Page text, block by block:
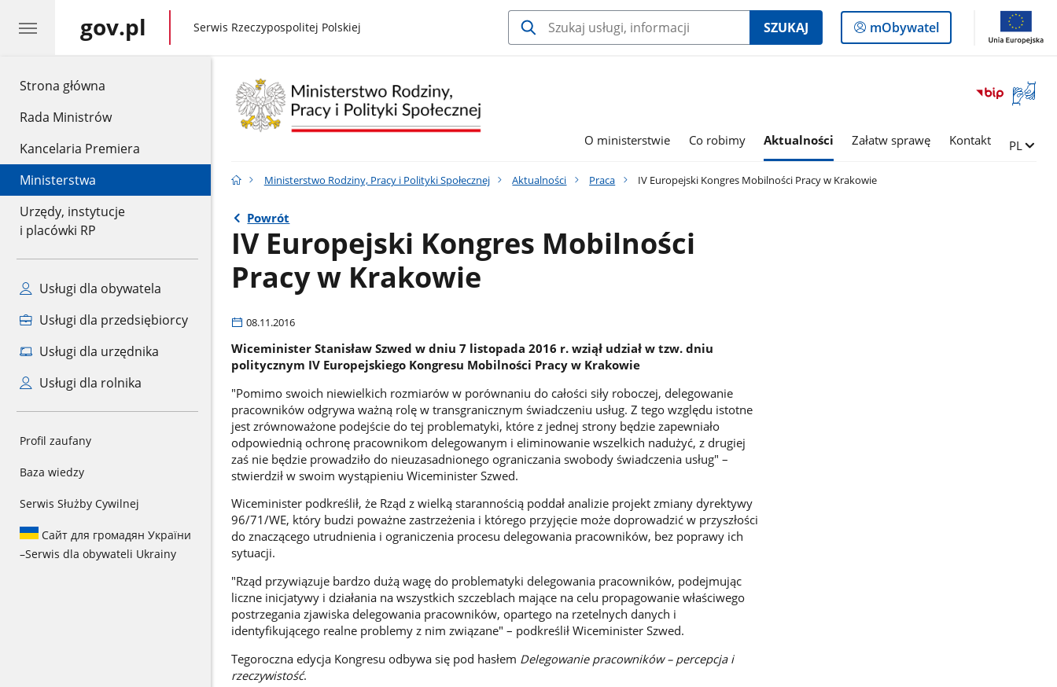
Strona główna
Rada Ministrów
Kancelaria Premiera
Ministerstwa
Urzędy, instytucje
i placówki RP
Usługi dla obywatela
Usługi dla przedsiębiorcy
Usługi dla urzędnika
Usługi dla rolnika
Profil zaufany
Baza wiedzy
Serwis Służby Cywilnej
Сайт для громадян України
–Serwis dla obywateli Ukrainy
gov.pl gov.pl
Serwis Rzeczypospolitej Polskiej SZUKAJ
Logowanie
do
mObywatel
Otwórz
okno
języka
O ministerstwie Co robimy Aktualności Załatw sprawę Kontakt Zmień
PL
Ministerstwo Rodziny, Pracy i Polityki Społecznej Aktualności Praca IV Europejski Kongres Mobilności Pracy w Krakowie
Powrót
IV Europejski Kongres Mobilności
Pracy w Krakowie
08.11.2016
Wiceminister Stanisław Szwed w dniu 7 listopada 2016 r. wziął udział w tzw. dniu
politycznym IV Europejskiego Kongresu Mobilności Pracy w Krakowie
"Pomimo swoich niewielkich rozmiarów w porównaniu do całości siły roboczej, delegowanie
pracowników odgrywa ważną rolę w transgranicznym świadczeniu usług. Z tego względu istotne
jest zrównoważone podejście do tej problematyki, które z jednej strony będzie zapewniało
odpowiednią ochronę pracownikom delegowanym i eliminowanie wszelkich nadużyć, z drugiej
zaś nie będzie prowadziło do nieuzasadnionego ograniczania swobody świadczenia usług" –
stwierdził w swoim wystąpieniu Wiceminister Szwed.
Wiceminister podkreślił, że Rząd z wielką starannością poddał analizie projekt zmiany dyrektywy
96/71/WE, który budzi poważne zastrzeżenia i którego przyjęcie może doprowadzić w przyszłości
do znaczącego utrudnienia i ograniczenia procesu delegowania pracowników, bez poprawy ich
sytuacji.
"Rząd przywiązuje bardzo dużą wagę do problematyki delegowania pracowników, podejmując
liczne inicjatywy i działania na wszystkich szczeblach mające na celu propagowanie właściwego
postrzegania zjawiska delegowania pracowników, opartego na rzetelnych danych i
identyfikującego realne problemy z nim związane" – podkreślił Wiceminister Szwed.
Tegoroczna edycja Kongresu odbywa się pod hasłem Delegowanie pracowników – percepcja i
rzeczywistość.